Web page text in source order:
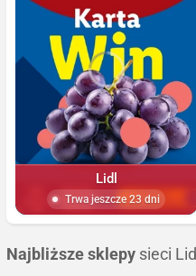
Lidl
Trwa jeszcze 23 dni
Najbliższe sklepy sieci Lidl